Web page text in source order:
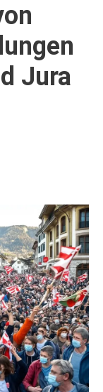
Jura